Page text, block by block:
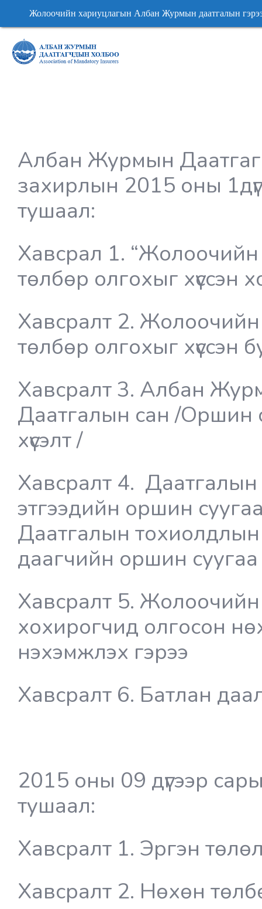
Албан Журмын
захирлын 2015 оны
тушаал:
Хавсрал 1.
төлбөр олгохыг хүссэн
Хавсралт 2.
төлбөр олгохыг хүссэн
Хавсралт 3. Албан
Даатгалын сан /Оршин
хүсэлт /
Хавсралт 4.
этгээдийн оршин
Даатгалын тохиолдлын
даагчийн оршин
Хавсралт 5.
хохирогчид олгосон
нэхэмжлэх гэрээ
Хавсралт 6. Батлан
2015 оны 09 дүгээр
тушаал:
Хавсралт 1. Эргэн
Хавсралт 2. Нөхөн
хариуцлагын Албан Журмын даатгалын
хариуцлагын Албан Журмын даатгалын